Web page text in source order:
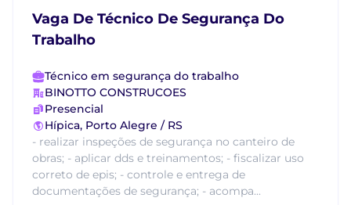
Vaga De Técnico De Segurança Do
Trabalho
Técnico em segurança do trabalho
BINOTTO CONSTRUCOES
Presencial
Hípica, Porto Alegre / RS
- realizar inspeções de segurança no canteiro de
obras; - aplicar dds e treinamentos; - fiscalizar uso
correto de epis; - controle e entrega de
documentações de segurança; - acompa...